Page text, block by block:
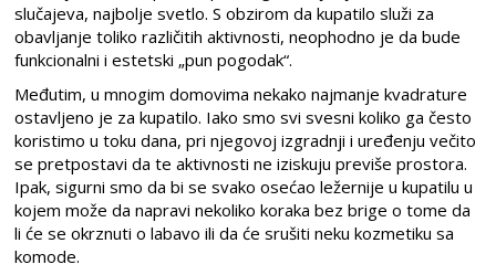
slučajeva, najbolje svetlo. S obzirom da kupatilo služi za
obavljanje toliko različitih aktivnosti, neophodno je da bude
funkcionalni i estetski „pun pogodak“.
Međutim, u mnogim domovima nekako najmanje kvadrature
ostavljeno je za kupatilo. Iako smo svi svesni koliko ga često
koristimo u toku dana, pri njegovoj izgradnji i uređenju večito
se pretpostavi da te aktivnosti ne iziskuju previše prostora.
Ipak, sigurni smo da bi se svako osećao ležernije u kupatilu u
kojem može da napravi nekoliko koraka bez brige o tome da
li će se okrznuti o labavo ili da će srušiti neku kozmetiku sa
komode.